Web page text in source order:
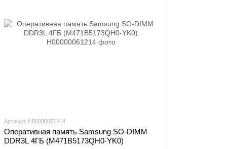
Артикул: H00000061214
Оперативная память Samsung SO-DIMM
DDR3L 4ГБ (M471B5173QH0-YK0)